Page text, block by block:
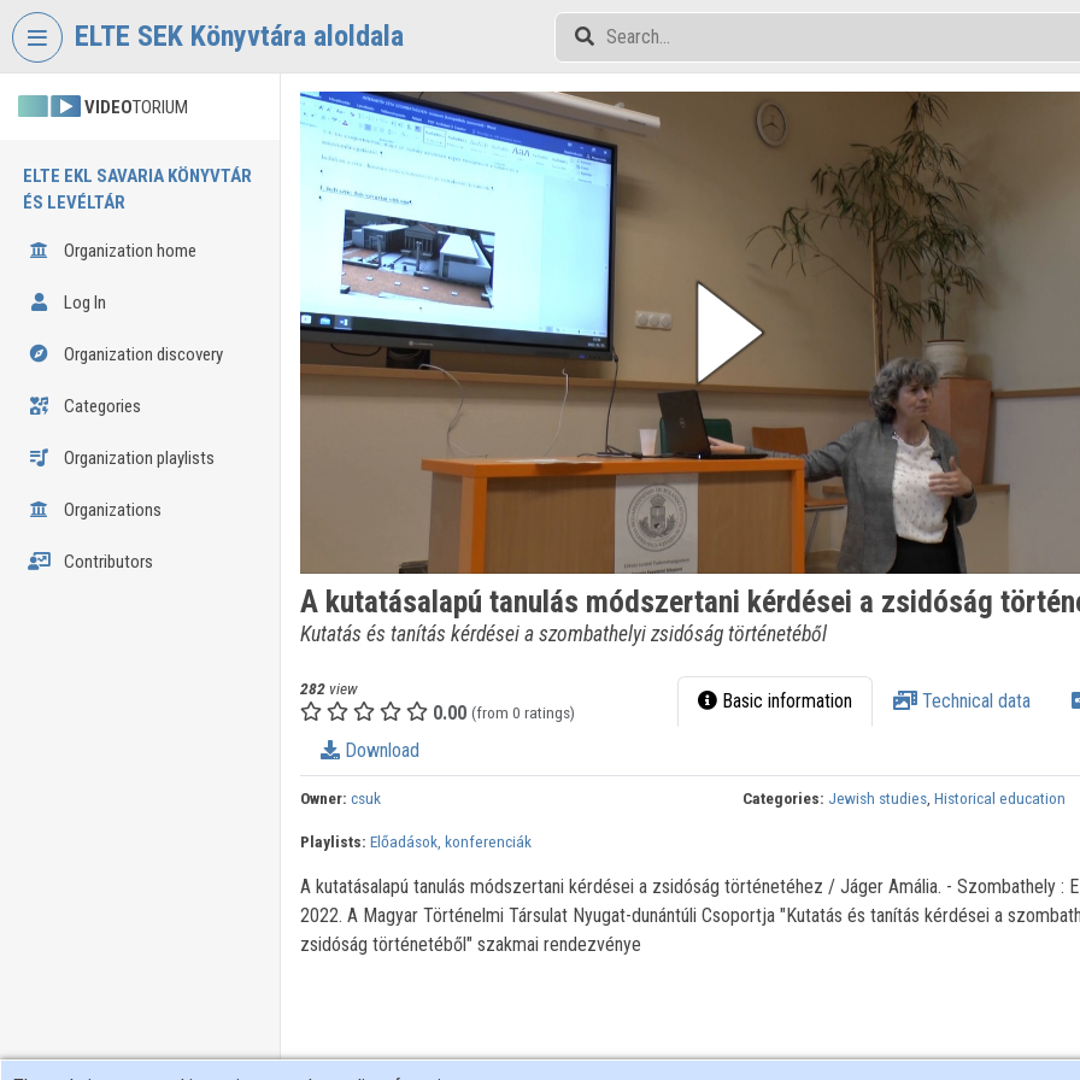
Skip header
ELTE SEK Könyvtára aloldala
VIDEOTORIUM
ELTE EKL SAVARIA KÖNYVTÁR
ÉS LEVÉLTÁR
Organization home
Log In
Organization discovery
Categories
Organization playlists
Organizations
Contributors
A kutatásalapú tanulás módszertani kérdései a zsidóság
Kutatás és tanítás kérdései a szombathelyi zsidóság történetéből
282view
0.00 (from 0 ratings) Basic information Technical data
Download
Owner: csuk Categories: Jewish studies,Historical education
Playlists: Előadások, konferenciák
A kutatásalapú tanulás módszertani kérdései a zsidóság történetéhez / Jáger Amália. - Szombathely :
2022. A Magyar Történelmi Társulat Nyugat-dunántúli Csoportja "Kutatás és tanítás kérdései a
zsidóság történetéből" szakmai rendezvénye